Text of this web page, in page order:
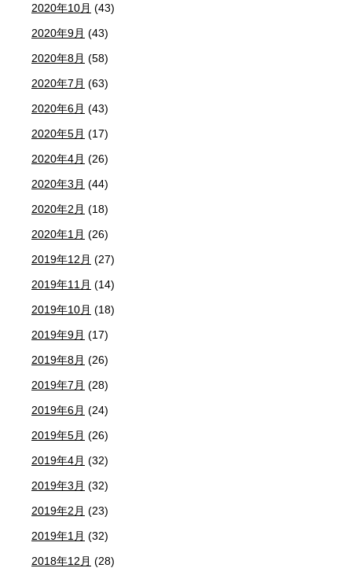
2020年10月 (43)
2020年9月 (43)
2020年8月 (58)
2020年7月 (63)
2020年6月 (43)
2020年5月 (17)
2020年4月 (26)
2020年3月 (44)
2020年2月 (18)
2020年1月 (26)
2019年12月 (27)
2019年11月 (14)
2019年10月 (18)
2019年9月 (17)
2019年8月 (26)
2019年7月 (28)
2019年6月 (24)
2019年5月 (26)
2019年4月 (32)
2019年3月 (32)
2019年2月 (23)
2019年1月 (32)
2018年12月 (28)